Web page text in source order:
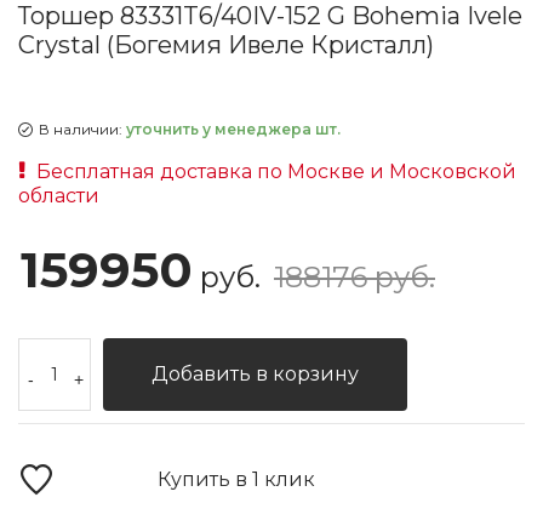
Торшер 83331T6/40IV-152 G Bohemia Ivele
Crystal (Богемия Ивеле Кристалл)
В наличии: уточнить у менеджера шт.
Бесплатная доставка по Москве и Московской
области
159950 руб. 188176 руб.
- + Добавить в корзину
Купить в 1 клик